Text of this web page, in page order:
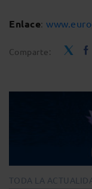
Enlace:
Comparte:
TODA LA